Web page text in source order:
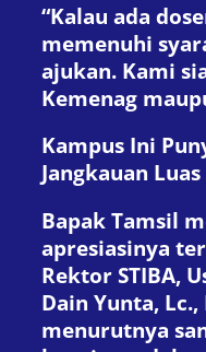
“Kalau ada
memenuhi
ajukan. Kami
Kemenag
Kampus Ini
Jangkauan Luas
Bapak Tamsil
apresiasinya
Rektor STIBA,
Dain Yunta, Lc.,
menurutnya